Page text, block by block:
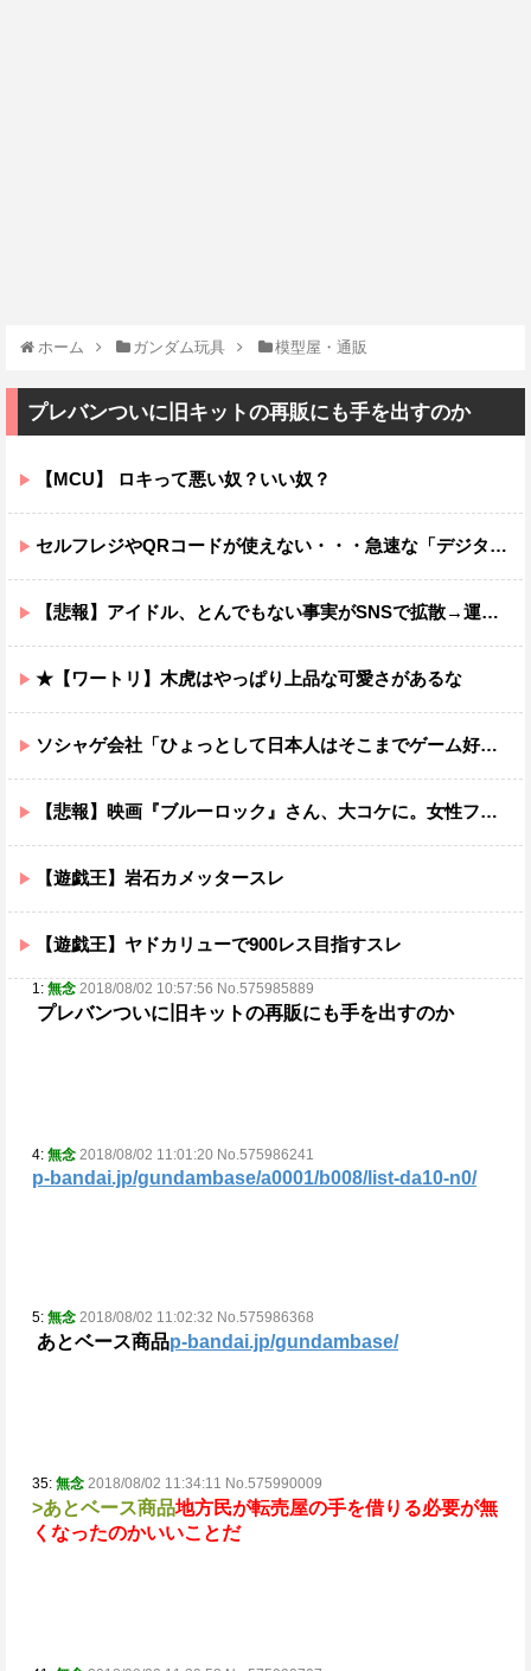
ホーム ガンダム玩具 模型屋・通販
プレバンついに旧キットの再販にも手を出すのか
【MCU】 ロキって悪い奴？いい奴？
セルフレジやQRコードが使えない・・・急速な「デジタル化」に取り残される60代母、結婚をためらう娘の苦悩
【悲報】アイドル、とんでもない事実がSNSで拡散→運営が声明を発表ｗｗｗｗ
★【ワートリ】木虎はやっぱり上品な可愛さがあるな
ソシャゲ会社「ひょっとして日本人はそこまでゲーム好きではないのでは…？」
【悲報】映画『ブルーロック』さん、大コケに。女性ファンが殺到するんじゃなかったの？
【遊戯王】岩石カメッタースレ
【遊戯王】ヤドカリューで900レス目指すスレ
1: 無念 2018/08/02 10:57:56 No.575985889
プレバンついに旧キットの再販にも手を出すのか
4: 無念 2018/08/02 11:01:20 No.575986241
p-bandai.jp/gundambase/a0001/b008/list-da10-n0/
5: 無念 2018/08/02 11:02:32 No.575986368
あとベース商品p-bandai.jp/gundambase/
35: 無念 2018/08/02 11:34:11 No.575990009
>あとベース商品地方民が転売屋の手を借りる必要が無
くなったのかいいことだ